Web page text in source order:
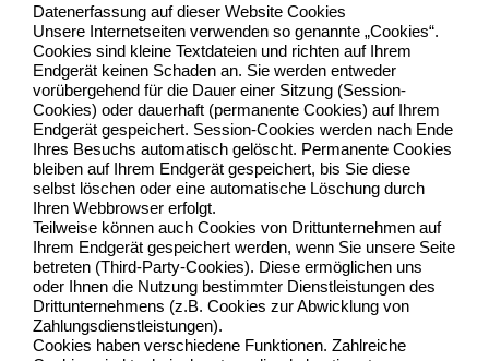
Datenerfassung auf dieser Website Cookies
Unsere Internetseiten verwenden so genannte „Cookies“.
Cookies sind kleine Textdateien und richten auf Ihrem
Endgerät keinen Schaden an. Sie werden entweder
vorübergehend für die Dauer einer Sitzung (Session-
Cookies) oder dauerhaft (permanente Cookies) auf Ihrem
Endgerät gespeichert. Session-Cookies werden nach Ende
Ihres Besuchs automatisch gelöscht. Permanente Cookies
bleiben auf Ihrem Endgerät gespeichert, bis Sie diese
selbst löschen oder eine automatische Löschung durch
Ihren Webbrowser erfolgt.
Teilweise können auch Cookies von Drittunternehmen auf
Ihrem Endgerät gespeichert werden, wenn Sie unsere Seite
betreten (Third-Party-Cookies). Diese ermöglichen uns
oder Ihnen die Nutzung bestimmter Dienstleistungen des
Drittunternehmens (z.B. Cookies zur Abwicklung von
Zahlungsdienstleistungen).
Cookies haben verschiedene Funktionen. Zahlreiche